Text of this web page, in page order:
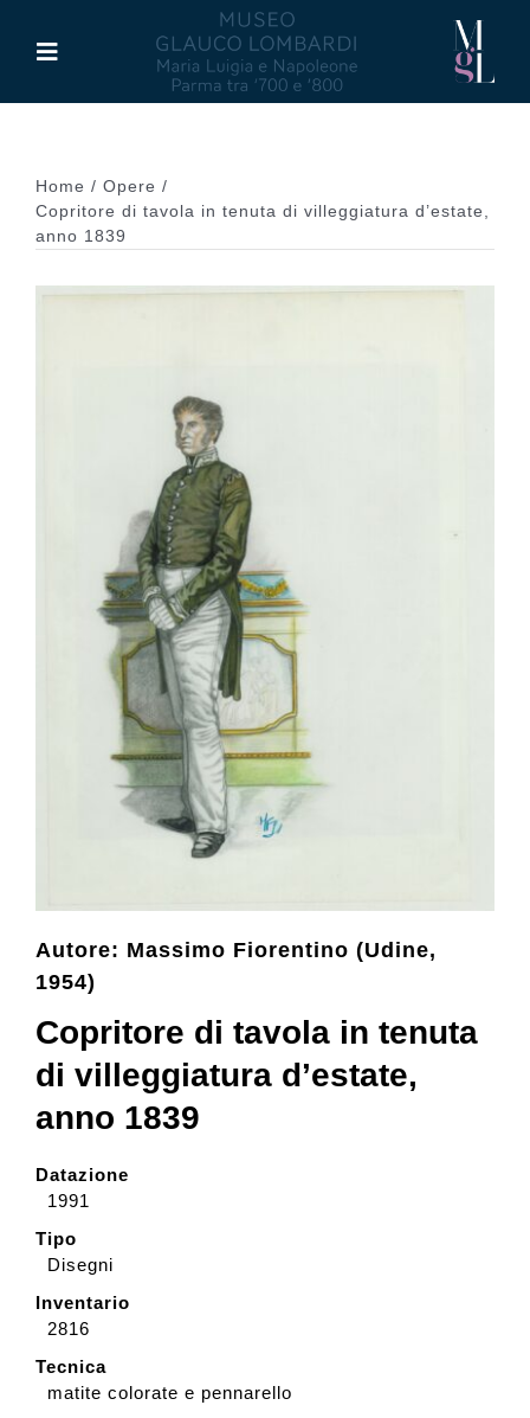
contenuto
Toggle
Maria Luigia d’Asburgo
Glauco Lombardi
Pubblicazioni
Collezione
Contatti e biglietti
Accessibilità
Cerca
English
Home
Opere
Copritore di tavola in tenuta di villeggiatura d’estate,
anno 1839
Autore: Massimo Fiorentino (Udine,
1954)
Copritore di tavola in tenuta
di villeggiatura d’estate,
anno 1839
Datazione
1991
Tipo
Disegni
Inventario
2816
Tecnica
matite colorate e pennarello